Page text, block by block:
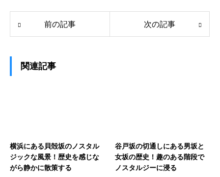
前の記事 次の記事
関連記事
横浜にある貝殻坂のノスタル
ジックな風景！歴史を感じな
がら静かに散策する
谷戸坂の切通しにある男坂と
女坂の歴史！趣のある階段で
ノスタルジーに浸る